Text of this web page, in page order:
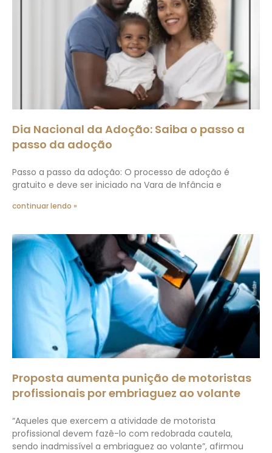
Dia Nacional da Adoção: Saiba o passo a
passo da adoção
Passo a passo da adoção: O processo de adoção é
gratuito e deve ser iniciado na Vara de Infância e
continuar lendo »
Proposta aumenta punição de motoristas
profissionais por embriaguez ao volante
“Aqueles que exercem a atividade de motorista
profissional devem fazê-lo com redobrada cautela,
sendo inadmissível a embriaguez ao volante”, afirmou